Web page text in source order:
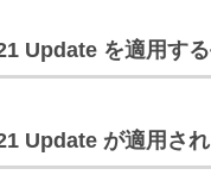
Update を適用す
Update が適用さ